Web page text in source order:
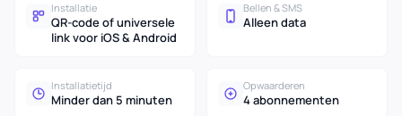
Installatie
QR-code of universele
link voor iOS & Android
Bellen & SMS
Alleen data
Installatietijd
Minder dan 5 minuten
Opwaarderen
4 abonnementen